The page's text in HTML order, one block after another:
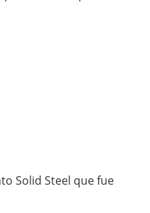
Solid Steel que fue